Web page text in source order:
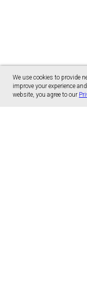
We use cookies to provide
improve your experience
website, you agree to our